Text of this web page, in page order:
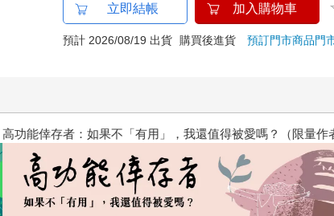
立即結帳 加入購物車
預計 2026/08/19 出貨 購買後進貨預訂門市商品門
高功能倖存者：如果不「有用」，我還